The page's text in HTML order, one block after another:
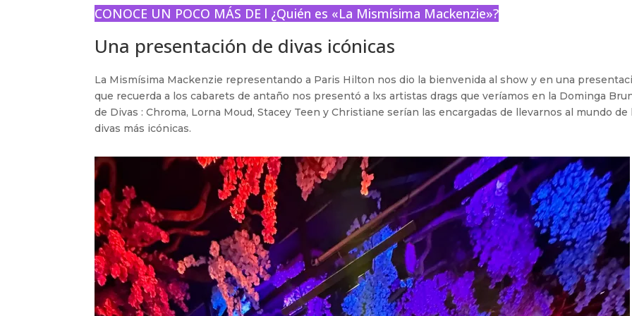
CONOCE UN POCO MÁS DE l ¿Quién es «La Mismísima Mackenzie»?
Una presentación de divas icónicas
La Mismísima Mackenzie representando a Paris Hilton nos dio la bienvenida al show y en una
que recuerda a los cabarets de antaño nos presentó a lxs artistas drags que veríamos en la Dominga
de Divas : Chroma, Lorna Moud, Stacey Teen y Christiane serían las encargadas de llevarnos al mundo de
divas más icónicas.